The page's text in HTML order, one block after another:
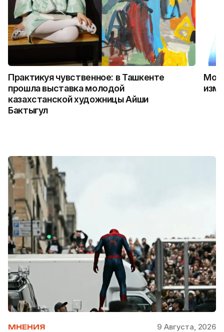
Практикуя чувственное: в Ташкенте
прошла выставка молодой
казахстанской художницы Айши
Бактыгул
МНЕНИЯ 9 Августа, 2026